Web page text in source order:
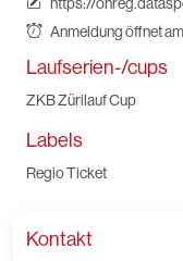
Anmeldung öffnet
Laufserien-/cups
ZKB Zürilauf Cup
Labels
Regio Ticket
Kontakt